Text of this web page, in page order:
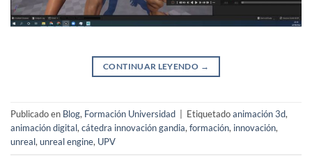
CONTINUAR LEYENDO →
Publicado en Blog, Formación Universidad Etiquetadoanimación 3d,
animación digital, cátedra innovación gandia, formación, innovación,
unreal, unreal engine, UPV